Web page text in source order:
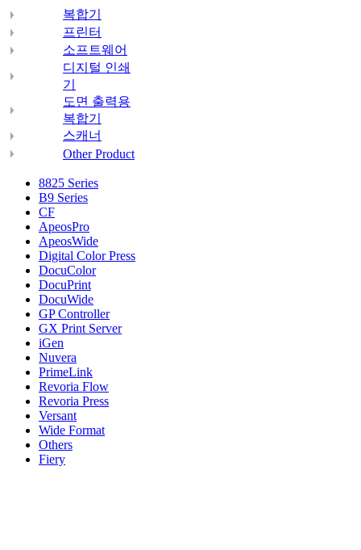
복합기
프린터
소프트웨어
디지털 인쇄
기
도면 출력용
복합기
스캐너
Other Product
8825 Series
B9 Series
CF
ApeosPro
ApeosWide
Digital Color Press
DocuColor
DocuPrint
DocuWide
GP Controller
GX Print Server
iGen
Nuvera
PrimeLink
Revoria Flow
Revoria Press
Versant
Wide Format
Others
Fiery